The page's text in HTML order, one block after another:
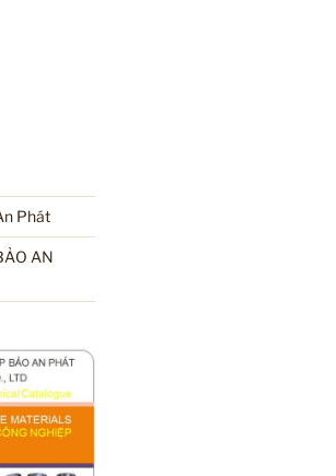
Phát
AN